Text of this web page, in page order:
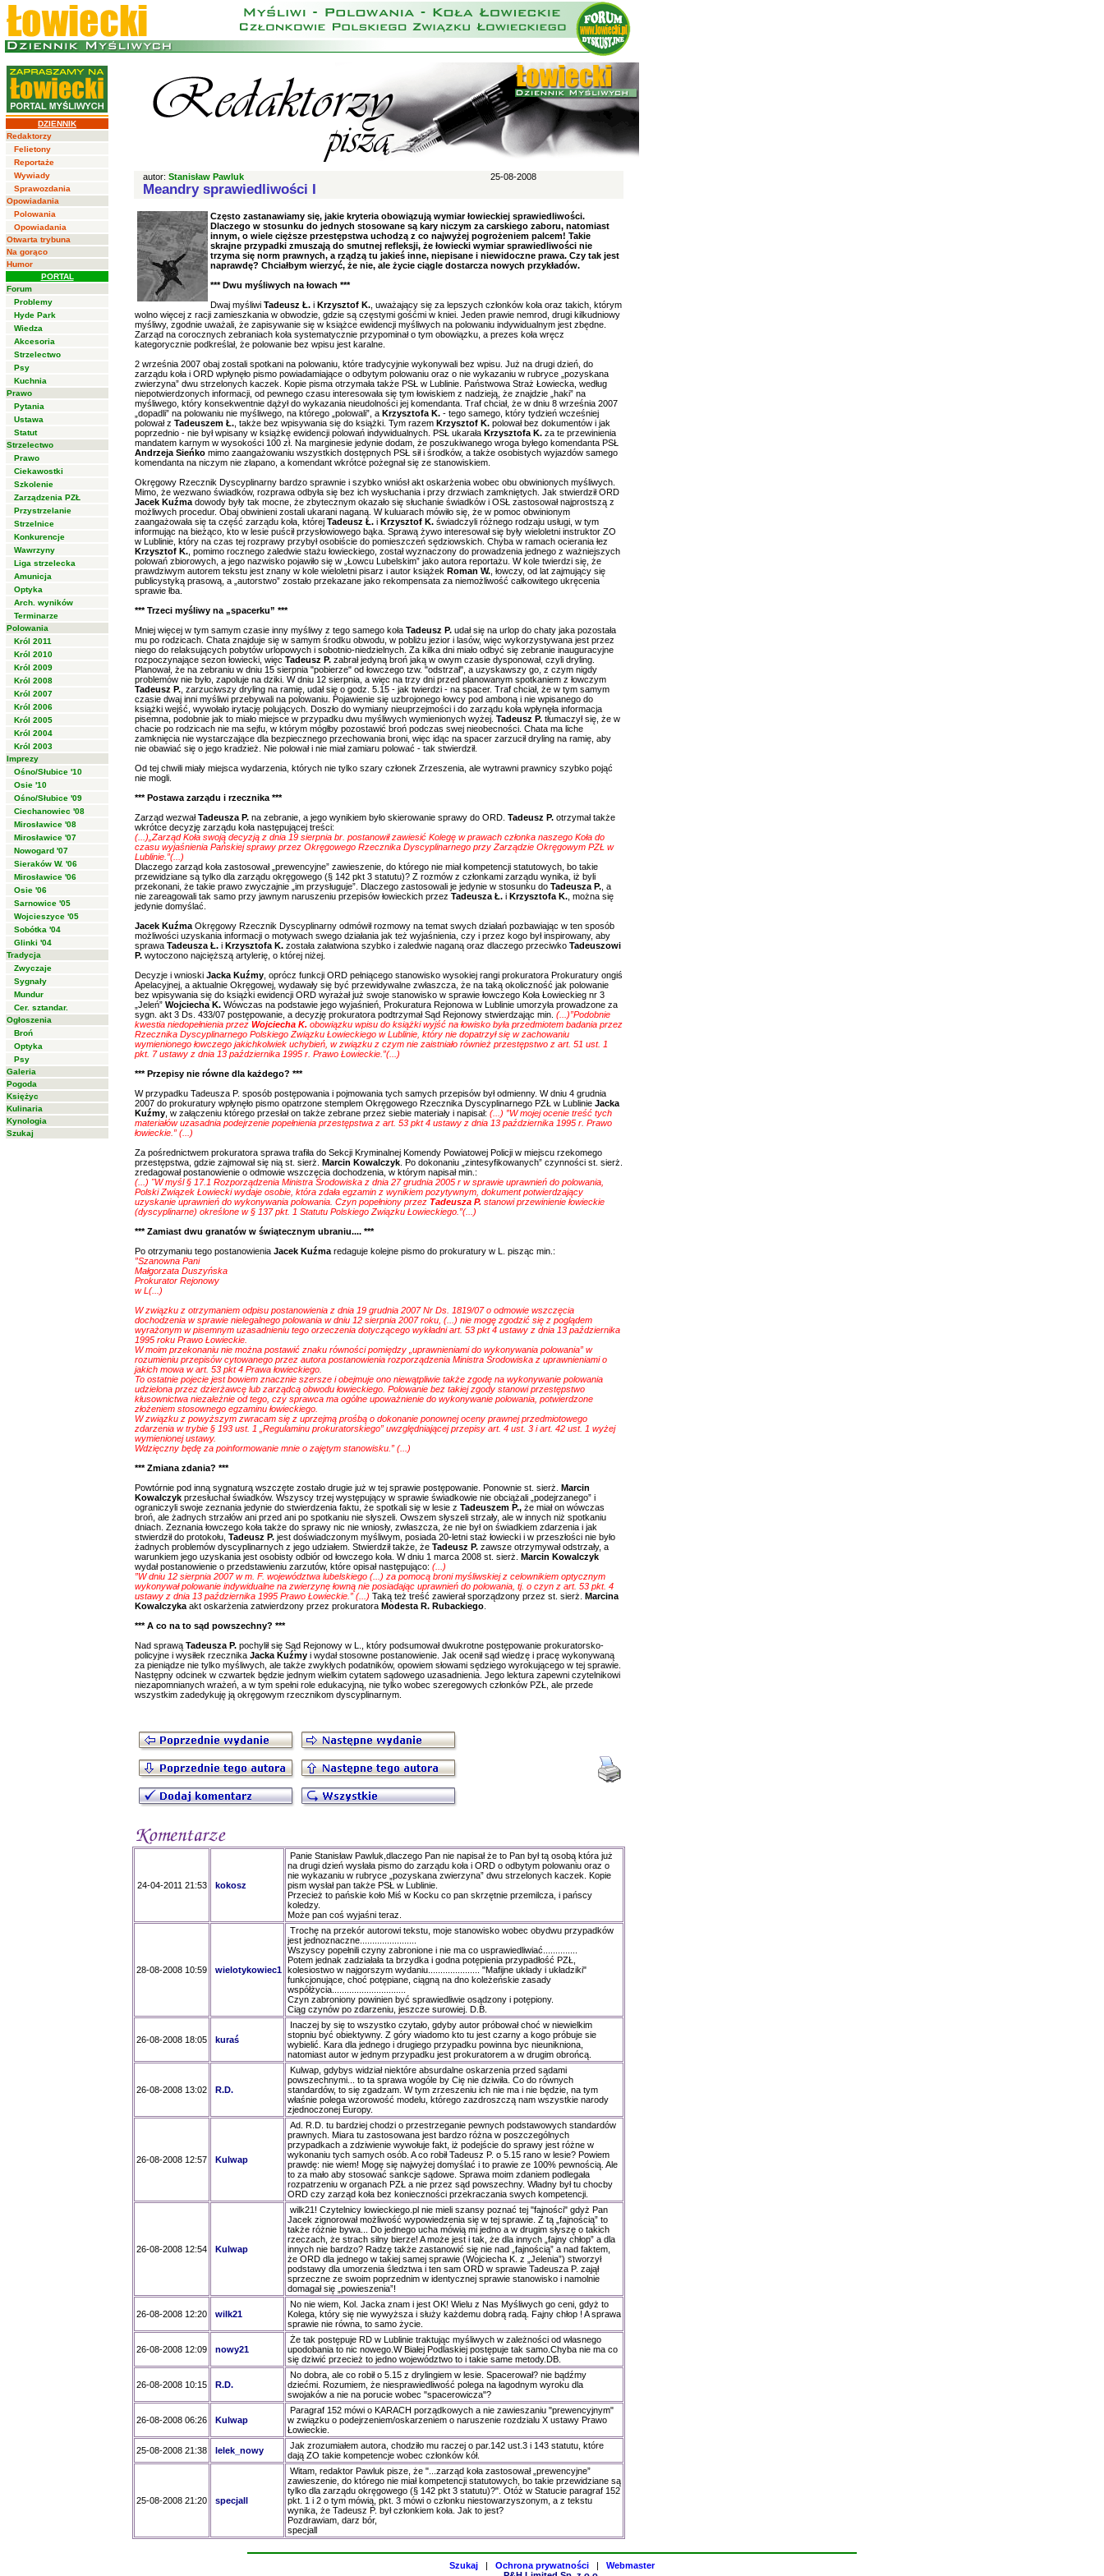
DZIENNIK
Redaktorzy
Felietony
Reportaże
Wywiady
Sprawozdania
Opowiadania
Polowania
Opowiadania
Otwarta trybuna
Na gorąco
Humor
PORTAL
Forum
Problemy
Hyde Park
Wiedza
Akcesoria
Strzelectwo
Psy
Kuchnia
Prawo
Pytania
Ustawa
Statut
Strzelectwo
Prawo
Ciekawostki
Szkolenie
Zarządzenia PZŁ
Przystrzelanie
Strzelnice
Konkurencje
Wawrzyny
Liga strzelecka
Amunicja
Optyka
Arch. wyników
Terminarze
Polowania
Król 2011
Król 2010
Król 2009
Król 2008
Król 2007
Król 2006
Król 2005
Król 2004
Król 2003
Imprezy
Ośno/Słubice '10
Osie '10
Ośno/Słubice '09
Ciechanowiec '08
Mirosławice '08
Mirosławice '07
Nowogard '07
Sieraków W. '06
Mirosławice '06
Osie '06
Sarnowice '05
Wojcieszyce '05
Sobótka '04
Glinki '04
Tradycja
Zwyczaje
Sygnały
Mundur
Cer. sztandar.
Ogłoszenia
Broń
Optyka
Psy
Galeria
Pogoda
Księżyc
Kulinaria
Kynologia
Szukaj
autor: Stanisław Pawluk 25-08-2008
Meandry sprawiedliwości I
Często zastanawiamy się, jakie kryteria obowiązują wymiar łowieckiej sprawiedliwości.
Dlaczego w stosunku do jednych stosowane są kary niczym za carskiego zaboru, natomiast
innym, o wiele cięższe przestępstwa uchodzą z co najwyżej pogrożeniem palcem! Takie
skrajne przypadki zmuszają do smutnej refleksji, że łowiecki wymiar sprawiedliwości nie
trzyma się norm prawnych, a rządzą tu jakieś inne, niepisane i niewidoczne prawa. Czy tak jest
naprawdę? Chciałbym wierzyć, że nie, ale życie ciągle dostarcza nowych przykładów.
*** Dwu myśliwych na łowach ***
Dwaj myśliwi Tadeusz Ł. i Krzysztof K. , uważający się za lepszych członków koła oraz takich, którym
wolno więcej z racji zamieszkania w obwodzie, gdzie są częstymi gośćmi w kniei. Jeden prawie nemrod, drugi kilkudniowy
myśliwy, zgodnie uważali, że zapisywanie się w książce ewidencji myśliwych na polowaniu indywidualnym jest zbędne.
Zarząd na corocznych zebraniach koła systematycznie przypominał o tym obowiązku, a prezes koła wręcz
kategorycznie podkreślał, że polowanie bez wpisu jest karalne.
2 września 2007 obaj zostali spotkani na polowaniu, które tradycyjnie wykonywali bez wpisu. Już na drugi dzień, do
zarządu koła i ORD wpłynęło pismo powiadamiające o odbytym polowaniu oraz o nie wykazaniu w rubryce „pozyskana
zwierzyna” dwu strzelonych kaczek. Kopie pisma otrzymała także PSŁ w Lublinie. Państwowa Straż Łowiecka, według
niepotwierdzonych informacji, od pewnego czasu interesowała się tym łowiskiem z nadzieją, że znajdzie „haki” na
myśliwego, który konsekwentnie dążył do wykazania nieudolności jej komendanta. Traf chciał, że w dniu 8 września 2007
„dopadli” na polowaniu nie myśliwego, na którego „polowali”, a Krzysztofa K. - tego samego, który tydzień wcześniej
polował z Tadeuszem Ł. , także bez wpisywania się do książki. Tym razem Krzysztof K. polował bez dokumentów i jak
poprzednio - nie był wpisany w książkę ewidencji polowań indywidualnych. PSŁ ukarała Krzysztofa K. za te przewinienia
mandatem karnym w wysokości 100 zł. Na marginesie jedynie dodam, że poszukiwanego wroga byłego komendanta PSŁ
Andrzeja Sieńko mimo zaangażowaniu wszystkich dostępnych PSŁ sił i środków, a także osobistych wyjazdów samego
komendanta na niczym nie złapano, a komendant wkrótce pożegnał się ze stanowiskiem.
Okręgowy Rzecznik Dyscyplinarny bardzo sprawnie i szybko wniósł akt oskarżenia wobec obu obwinionych myśliwych.
Mimo, że wezwano świadków, rozprawa odbyła się bez ich wysłuchania i przy drzwiach zamkniętych. Jak stwierdził ORD
Jacek Kuźma dowody były tak mocne, że zbytecznym okazało się słuchanie świadków i OSŁ zastosował najprostszą z
możliwych procedur. Obaj obwinieni zostali ukarani naganą. W kuluarach mówiło się, że w pomoc obwinionym
zaangażowała się ta część zarządu koła, której Tadeusz Ł. i Krzysztof K. świadczyli różnego rodzaju usługi, w tym
informując na bieżąco, kto w lesie puścił przysłowiowego bąka. Sprawą żywo interesował się były wieloletni instruktor ZO
w Lublinie, który na czas tej rozprawy przybył osobiście do pomieszczeń sędziowskich. Chyba w ramach ocierania łez
Krzysztof K. , pomimo rocznego zaledwie stażu łowieckiego, został wyznaczony do prowadzenia jednego z ważniejszych
polowań zbiorowych, a jego nazwisko pojawiło się w „Łowcu Lubelskim” jako autora reportażu. W kole twierdzi się, że
prawdziwym autorem tekstu jest znany w kole wieloletni pisarz i autor książek Roman W. , łowczy, od lat zajmujący się
publicystyką prasową, a „autorstwo” zostało przekazane jako rekompensata za niemożliwość całkowitego ukręcenia
sprawie łba.
*** Trzeci myśliwy na „spacerku” ***
Mniej więcej w tym samym czasie inny myśliwy z tego samego koła Tadeusz P. udał się na urlop do chaty jaka pozostała
mu po rodzicach. Chata znajduje się w samym środku obwodu, w pobliżu jezior i lasów, więc wykorzystywana jest przez
niego do relaksujących pobytów urlopowych i sobotnio-niedzielnych. Za kilka dni miało odbyć się zebranie inauguracyjne
rozpoczynające sezon łowiecki, więc Tadeusz P. zabrał jedyną broń jaką w owym czasie dysponował, czyli dryling.
Planował, że na zebraniu w dniu 15 sierpnia "pobierze" od łowczego tzw. "odstrzał", a uzyskawszy go, z czym nigdy
problemów nie było, zapoluje na dziki. W dniu 12 sierpnia, a więc na trzy dni przed planowanym spotkaniem z łowczym
Tadeusz P. , zarzuciwszy dryling na ramię, udał się o godz. 5.15 - jak twierdzi - na spacer. Traf chciał, że w tym samym
czasie dwaj inni myśliwi przebywali na polowaniu. Pojawienie się uzbrojonego łowcy pod amboną i nie wpisanego do
książki wejść, wywołało irytację polujących. Doszło do wymiany nieuprzejmości i do zarządu koła wpłynęła informacja
pisemna, podobnie jak to miało miejsce w przypadku dwu myśliwych wymienionych wyżej. Tadeusz P. tłumaczył się, że w
chacie po rodzicach nie ma sejfu, w którym mógłby pozostawić broń podczas swej nieobecności. Chata ma liche
zamknięcia nie wystarczające dla bezpiecznego przechowania broni, więc idąc na spacer zarzucił dryling na ramię, aby
nie obawiać się o jego kradzież. Nie polował i nie miał zamiaru polować - tak stwierdził.
Od tej chwili miały miejsca wydarzenia, których nie tylko szary członek Zrzeszenia, ale wytrawni prawnicy szybko pojąć
nie mogli.
*** Postawa zarządu i rzecznika ***
Zarząd wezwałTadeusza P. na zebranie, a jego wynikiem było skierowanie sprawy do ORD. Tadeusz P. otrzymał także
wkrótce decyzję zarządu koła następującej treści:
(...)„Zarząd Koła swoją decyzją z dnia 19 sierpnia br. postanowił zawiesić Kolegę w prawach członka naszego Koła do
czasu wyjaśnienia Pańskiej sprawy przez Okręgowego Rzecznika Dyscyplinarnego przy Zarządzie Okręgowym PZŁ w
Lublinie.”(...)
Dlaczego zarząd koła zastosował „prewencyjne” zawieszenie, do którego nie miał kompetencji statutowych, bo takie
przewidziane są tylko dla zarządu okręgowego (§ 142 pkt 3 statutu)? Z rozmów z członkami zarządu wynika, iż byli
przekonani, że takie prawo zwyczajnie „im przysługuje”. Dlaczego zastosowali je jedynie w stosunku do Tadeusza P. , a
nie zareagowali tak samo przy jawnym naruszeniu przepisów łowieckich przez Tadeusza Ł. i Krzysztofa K. , można się
jedynie domyślać.
Jacek Kuźma Okręgowy Rzecznik Dyscyplinarny odmówił rozmowy na temat swych działań pozbawiając w ten sposób
możliwości uzyskania informacji o motywach swego działania jak też wyjaśnienia, czy i przez kogo był inspirowany, aby
sprawa Tadeusza Ł. i Krzysztofa K. została załatwiona szybko i zaledwie naganą oraz dlaczego przeciwko Tadeuszowi
P. wytoczono najcięższą artylerię, o której niżej.
Decyzje i wnioski Jacka Kuźmy , oprócz funkcji ORD pełniącego stanowisko wysokiej rangi prokuratora Prokuratury ongiś
Apelacyjnej, a aktualnie Okręgowej, wydawały się być przewidywalne zwłaszcza, że na taką okoliczność jak polowanie
bez wpisywania się do książki ewidencji ORD wyrażał już swoje stanowisko w sprawie łowczego Koła Łowieckieg nr 3
„Jeleń” Wojciecha K. Wówczas na podstawie jego wyjaśnień, Prokuratura Rejonowa w Lublinie umorzyła prowadzone za
sygn. akt 3 Ds. 433/07 postępowanie, a decyzję prokuratora podtrzymał Sąd Rejonowy stwierdzając min. (...)”Podobnie
kwestia niedopełnienia przez Wojciecha K. obowiązku wpisu do książki wyjść na łowisko była przedmiotem badania przez
Rzecznika Dyscyplinarnego Polskiego Związku Łowieckiego w Lublinie, który nie dopatrzył się w zachowaniu
wymienionego łowczego jakichkolwiek uchybień, w związku z czym nie zaistniało również przestępstwo z art. 51 ust. 1
pkt. 7 ustawy z dnia 13 października 1995 r. Prawo Łowieckie.”(...)
*** Przepisy nie równe dla każdego? ***
W przypadku Tadeusza P. sposób postępowania i pojmowania tych samych przepisów był odmienny. W dniu 4 grudnia
2007 do prokuratury wpłynęło pismo opatrzone stemplem Okręgowego Rzecznika Dyscyplinarnego PZŁ w Lublinie Jacka
Kuźmy , w załączeniu którego przesłał on także zebrane przez siebie materiały i napisał: (...) ”W mojej ocenie treść tych
materiałów uzasadnia podejrzenie popełnienia przestępstwa z art. 53 pkt 4 ustawy z dnia 13 października 1995 r. Prawo
łowieckie.” (...)
Za pośrednictwem prokuratora sprawa trafiła do Sekcji Kryminalnej Komendy Powiatowej Policji w miejscu rzekomego
przestępstwa, gdzie zajmował się nią st. sierż. Marcin Kowalczyk . Po dokonaniu „zintesyfikowanych” czynności st. sierż.
zredagował postanowienie o odmowie wszczęcia dochodzenia, w którym napisał min.:
(...) "W myśl § 17.1 Rozporządzenia Ministra Środowiska z dnia 27 grudnia 2005 r w sprawie uprawnień do polowania,
Polski Związek Łowiecki wydaje osobie, która zdała egzamin z wynikiem pozytywnym, dokument potwierdzający
uzyskanie uprawnień do wykonywania polowania. Czyn popełniony przez Tadeusza P. stanowi przewinienie łowieckie
(dyscyplinarne) określone w § 137 pkt. 1 Statutu Polskiego Związku Łowieckiego.”(...)
*** Zamiast dwu granatów w świątecznym ubraniu.... ***
Po otrzymaniu tego postanowienia Jacek Kuźma redaguje kolejne pismo do prokuratury w L. pisząc min.:
”Szanowna Pani
Małgorzata Duszyńska
Prokurator Rejonowy
w L(...)
W związku z otrzymaniem odpisu postanowienia z dnia 19 grudnia 2007 Nr Ds. 1819/07 o odmowie wszczęcia
dochodzenia w sprawie nielegalnego polowania w dniu 12 sierpnia 2007 roku, (...) nie mogę zgodzić się z poglądem
wyrażonym w pisemnym uzasadnieniu tego orzeczenia dotyczącego wykładni art. 53 pkt 4 ustawy z dnia 13 października
1995 roku Prawo Łowieckie.
W moim przekonaniu nie można postawić znaku równości pomiędzy „uprawnieniami do wykonywania polowania” w
rozumieniu przepisów cytowanego przez autora postanowienia rozporządzenia Ministra Środowiska z uprawnieniami o
jakich mowa w art. 53 pkt 4 Prawa łowieckiego.
To ostatnie pojecie jest bowiem znacznie szersze i obejmuje ono niewątpliwie także zgodę na wykonywanie polowania
udzielona przez dzierżawcę lub zarządcą obwodu łowieckiego. Polowanie bez takiej zgody stanowi przestępstwo
kłusownictwa niezależnie od tego, czy sprawca ma ogólne upoważnienie do wykonywanie polowania, potwierdzone
złożeniem stosownego egzaminu łowieckiego.
W związku z powyższym zwracam się z uprzejmą prośbą o dokonanie ponownej oceny prawnej przedmiotowego
zdarzenia w trybie § 193 ust. 1 „Regulaminu prokuratorskiego” uwzględniającej przepisy art. 4 ust. 3 i art. 42 ust. 1 wyżej
wymienionej ustawy.
Wdzięczny będę za poinformowanie mnie o zajętym stanowisku.” (...)
*** Zmiana zdania? ***
Powtórnie pod inną sygnaturą wszczęte zostało drugie już w tej sprawie postępowanie. Ponownie st. sierż. Marcin
Kowalczyk przesłuchał świadków. Wszyscy trzej występujący w sprawie świadkowie nie obciążali „podejrzanego” i
ograniczyli swoje zeznania jedynie do stwierdzenia faktu, że spotkali się w lesie z Tadeuszem P., że miał on wówczas
broń, ale żadnych strzałów ani przed ani po spotkaniu nie słyszeli. Owszem słyszeli strzały, ale w innych niż spotkaniu
dniach. Zeznania łowczego koła także do sprawy nic nie wniosły, zwłaszcza, że nie był on świadkiem zdarzenia i jak
stwierdził do protokołu, Tadeusz P. jest doświadczonym myśliwym, posiada 20-letni staż łowiecki i w przeszłości nie było
żadnych problemów dyscyplinarnych z jego udziałem. Stwierdził także, że Tadeusz P. zawsze otrzymywał odstrzały, a
warunkiem jego uzyskania jest osobisty odbiór od łowczego koła. W dniu 1 marca 2008 st. sierż. Marcin Kowalczyk
wydał postanowienie o przedstawieniu zarzutów, które opisał następująco: (...)
”W dniu 12 sierpnia 2007 w m. F. województwa lubelskiego (...) za pomocą broni myśliwskiej z celownikiem optycznym
wykonywał polowanie indywidualne na zwierzynę łowną nie posiadając uprawnień do polowania, tj. o czyn z art. 53 pkt. 4
ustawy z dnia 13 października 1995 Prawo Łowieckie.” (...) Taką też treść zawierał sporządzony przez st. sierż. Marcina
Kowalczyka akt oskarżenia zatwierdzony przez prokuratora Modesta R. Rubackiego
*** A co na to sąd powszechny? ***
Nad sprawą Tadeusza P. pochylił się Sąd Rejonowy w L., który podsumował dwukrotne postępowanie prokuratorsko-
policyjne i wysiłek rzecznika Jacka Kuźmy i wydał stosowne postanowienie. Jak ocenił sąd wiedzę i pracę wykonywaną
za pieniądze nie tylko myśliwych, ale także zwykłych podatników, opowiem słowami sędziego wyrokującego w tej sprawie.
Następny odcinek w czwartek będzie jednym wielkim cytatem sądowego uzasadnienia. Jego lektura zapewni czytelnikowi
niezapomnianych wrażeń, a w tym spełni role edukacyjną, nie tylko wobec szeregowych członków PZŁ, ale przede
wszystkim zadedykuję ją okręgowym rzecznikom dyscyplinarnym.
24-04-2011 21:53 kokosz
Panie Stanisław Pawluk,dlaczego Pan nie napisał że to Pan był tą osobą która już
na drugi dzień wysłała pismo do zarządu koła i ORD o odbytym polowaniu oraz o
nie wykazaniu w rubryce „pozyskana zwierzyna” dwu strzelonych kaczek. Kopie
pism wysłał pan także PSŁ w Lublinie.
Przecież to pańskie koło Miś w Kocku co pan skrzętnie przemilcza, i pańscy
koledzy.
Może pan coś wyjaśni teraz.
28-08-2008 10:59 wielotykowiec1
Trochę na przekór autorowi tekstu, moje stanowisko wobec obydwu przypadków
jest jednoznaczne.......................
Wszyscy popełnili czyny zabronione i nie ma co usprawiedliwiać..............
Potem jednak zadziałała ta brzydka i godna potępienia przypadłość PZŁ,
kolesiostwo w najgorszym wydaniu..................... "Mafijne układy i układziki"
funkcjonujące, choć potępiane, ciągną na dno koleżeńskie zasady
współżycia..............................
Czyn zabroniony powinien być sprawiedliwie osądzony i potępiony.
Ciąg czynów po zdarzeniu, jeszcze surowiej. D.B.
26-08-2008 18:05 kuraś
Inaczej by się to wszystko czytało, gdyby autor próbował choć w niewielkim
stopniu być obiektywny. Z góry wiadomo kto tu jest czarny a kogo próbuje sie
wybielić. Kara dla jednego i drugiego przypadku powinna byc nieunikniona,
natomiast autor w jednym przypadku jest prokuratorem a w drugim obrońcą.
26-08-2008 13:02 R.D.
Kulwap, gdybys widział niektóre absurdalne oskarzenia przed sądami
powszechnymi... to ta sprawa wogóle by Cię nie dziwiła. Co do równych
standardów, to się zgadzam. W tym zrzeszeniu ich nie ma i nie będzie, na tym
właśnie polega wzorowość modelu, którego zazdroszczą nam wszystkie narody
zjednoczonej Europy.
26-08-2008 12:57 Kulwap
Ad. R.D. tu bardziej chodzi o przestrzeganie pewnych podstawowych standardów
prawnych. Miara tu zastosowana jest bardzo różna w poszczególnych
przypadkach a zdziwienie wywołuje fakt, iż podejście do sprawy jest różne w
wykonaniu tych samych osób. A co robił Tadeusz P. o 5.15 rano w lesie? Powiem
prawdę: nie wiem! Mogę się najwyżej domyślać i to prawie ze 100% pewnością. Ale
to za mało aby stosować sankcje sądowe. Sprawa moim zdaniem podlegała
rozpatrzeniu w organach PZŁ a nie przez sąd powszechny. Władny był tu chocby
ORD czy zarząd koła bez konieczności przekraczania swych kompetencji.
26-08-2008 12:54 Kulwap
wilk21! Czytelnicy lowieckiego.pl nie mieli szansy poznać tej "fajności" gdyż Pan
Jacek zignorował możliwość wypowiedzenia się w tej sprawie. Z tą „fajnością” to
także różnie bywa... Do jednego ucha mówią mi jedno a w drugim słyszę o takich
rzeczach, że strach silny bierze! A może jest i tak, że dla innych „fajny chłop” a dla
innych nie bardzo? Radzę także zastanowić się nie nad „fajnością” a nad faktem,
że ORD dla jednego w takiej samej sprawie (Wojciecha K. z „Jelenia”) stworzył
podstawy dla umorzenia śledztwa i ten sam ORD w sprawie Tadeusza P. zajął
sprzeczne ze swoim poprzednim w identycznej sprawie stanowisko i namolnie
domagał się „powieszenia”!
26-08-2008 12:20 wilk21
No nie wiem, Kol. Jacka znam i jest OK! Wielu z Nas Myśliwych go ceni, gdyż to
Kolega, który się nie wywyższa i służy każdemu dobrą radą. Fajny chłop ! A sprawa
sprawie nie równa, to samo życie.
26-08-2008 12:09 nowy21
Że tak postępuje RD w Lublinie traktując myśliwych w zależności od własnego
upodobania to nic nowego.W Białej Podlaskiej postępuje tak samo.Chyba nie ma co
się dziwić przecież to jedno województwo to i takie same metody.DB.
26-08-2008 10:15 R.D.
No dobra, ale co robił o 5.15 z drylingiem w lesie. Spacerował? nie bądźmy
dziećmi. Rozumiem, że niesprawiedliwość polega na łagodnym wyroku dla
swojaków a nie na porucie wobec "spacerowicza"?
26-08-2008 06:26 Kulwap
Paragraf 152 mówi o KARACH porządkowych a nie zawieszaniu "prewencyjnym"
w związku o podejrzeniem/oskarzeniem o naruszenie rozdzialu X ustawy Prawo
Łowieckie.
25-08-2008 21:38 lelek_nowy
Jak zrozumiałem autora, chodziło mu raczej o par.142 ust.3 i 143 statutu, które
dają ZO takie kompetencje wobec członków kół.
25-08-2008 21:20 specjall
Witam, redaktor Pawluk pisze, że "...zarząd koła zastosował „prewencyjne”
zawieszenie, do którego nie miał kompetencji statutowych, bo takie przewidziane są
tylko dla zarządu okręgowego (§ 142 pkt 3 statutu)?". Otóż w Statucie paragraf 152
pkt. 1 i 2 o tym mówią, pkt. 3 mówi o członku niestowarzyszonym, a z tekstu
wynika, że Tadeusz P. był członkiem koła. Jak to jest?
Pozdrawiam, darz bór,
specjall
Szukaj | Ochrona prywatności | Webmaster